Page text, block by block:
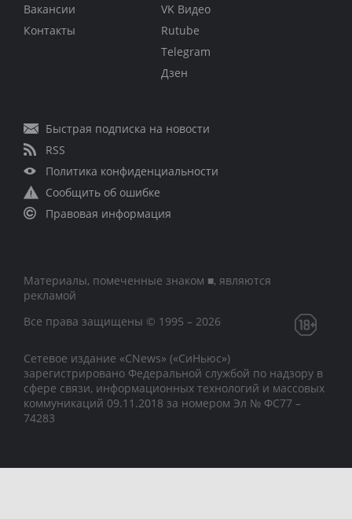
Вакансии
Контакты
VK Видео
Rutube
Telegram
Дзен
Быстрая подписка на новости
RSS
Политика конфиденциальности
Сообщить об ошибке
Правовая информация
Материалы, помеченные знаком ■, являются
рекламой
Все права защищены © 1995 – 2026
Сетевое издание «CNews» («СиНьюс»)
зарегистрировано Федеральной службой по надзору в
сфере связи, информационных технологий и массовых
коммуникаций 09.11.2018 за номером Эл № ФС77 –
74283